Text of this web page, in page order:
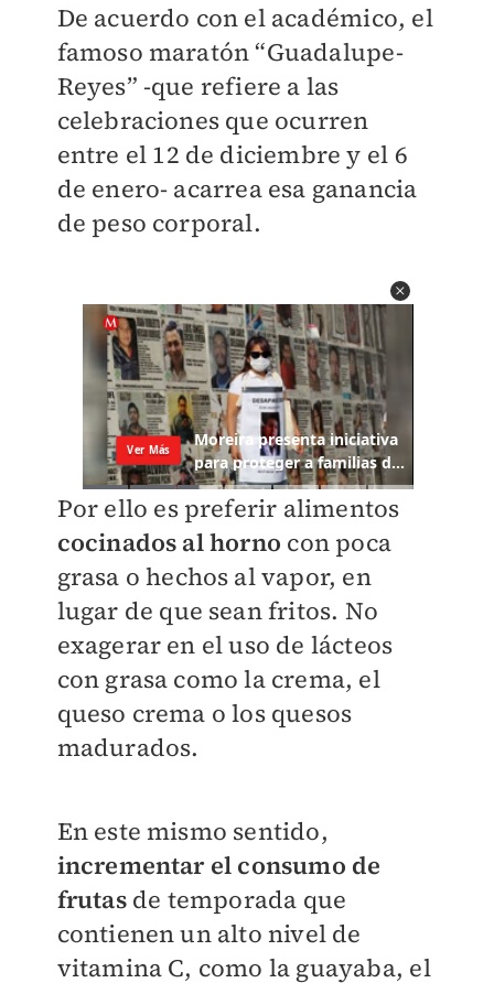
De acuerdo con el académico, el
famoso maratón “Guadalupe-
Reyes” -que refiere a las
celebraciones que ocurren
entre el 12 de diciembre y el 6
de enero- acarrea esa ganancia
de peso corporal.
Por ello es preferir alimentos
cocinados al horno con poca
grasa o hechos al vapor, en
lugar de que sean fritos. No
exagerar en el uso de lácteos
con grasa como la crema, el
queso crema o los quesos
madurados.
En este mismo sentido,
incrementar el consumo de
frutasde temporada que
contienen un alto nivel de
vitamina C, como la guayaba, el